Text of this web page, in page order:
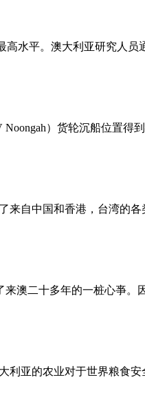
水平。澳大利亚研究人
）货轮沉船位置得
自中国和香港，台湾的
澳二十多年的一桩心亊。
亚的农业对于世界粮食